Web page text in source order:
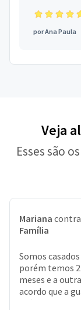
porAna Paula
Veja
Esses são
Mariana
Família
Somos
porém temos 2
meses e a
acordo que a
e já